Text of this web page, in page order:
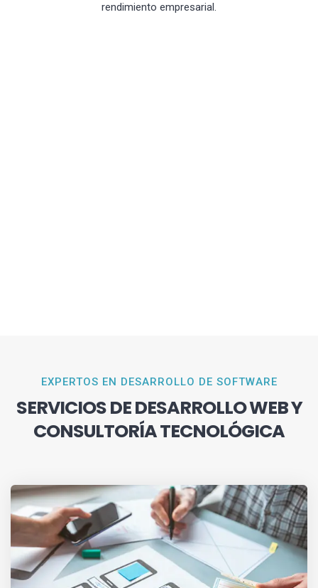
rendimiento empresarial.
EXPERTOS EN DESARROLLO DE SOFTWARE
SERVICIOS DE DESARROLLO WEB Y
CONSULTORÍA TECNOLÓGICA